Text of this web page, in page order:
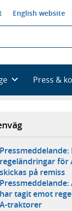
English website
Press &
Pressmeddelande:
regeländringar för
skickas på remiss
har tagit emot
A-traktorer